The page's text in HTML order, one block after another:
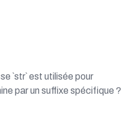
`str` est utilisée pour
par un suffixe spécifique ?